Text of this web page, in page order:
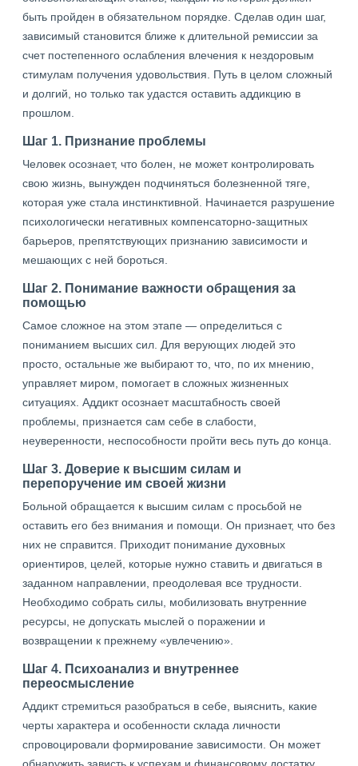
быть пройден в обязательном порядке. Сделав один шаг,
зависимый становится ближе к длительной ремиссии за
счет постепенного ослабления влечения к нездоровым
стимулам получения удовольствия. Путь в целом сложный
и долгий, но только так удастся оставить аддикцию в
прошлом.
Шаг 1. Признание проблемы
Человек осознает, что болен, не может контролировать
свою жизнь, вынужден подчиняться болезненной тяге,
которая уже стала инстинктивной. Начинается разрушение
психологически негативных компенсаторно-защитных
барьеров, препятствующих признанию зависимости и
мешающих с ней бороться.
Шаг 2. Понимание важности обращения за
помощью
Самое сложное на этом этапе — определиться с
пониманием высших сил. Для верующих людей это
просто, остальные же выбирают то, что, по их мнению,
управляет миром, помогает в сложных жизненных
ситуациях. Аддикт осознает масштабность своей
проблемы, признается сам себе в слабости,
неуверенности, неспособности пройти весь путь до конца.
Шаг 3. Доверие к высшим силам и
перепоручение им своей жизни
Больной обращается к высшим силам с просьбой не
оставить его без внимания и помощи. Он признает, что без
них не справится. Приходит понимание духовных
ориентиров, целей, которые нужно ставить и двигаться в
заданном направлении, преодолевая все трудности.
Необходимо собрать силы, мобилизовать внутренние
ресурсы, не допускать мыслей о поражении и
возвращении к прежнему «увлечению».
Шаг 4. Психоанализ и внутреннее
переосмысление
Аддикт стремиться разобраться в себе, выяснить, какие
черты характера и особенности склада личности
спровоцировали формирование зависимости. Он может